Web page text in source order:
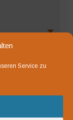
Service zu